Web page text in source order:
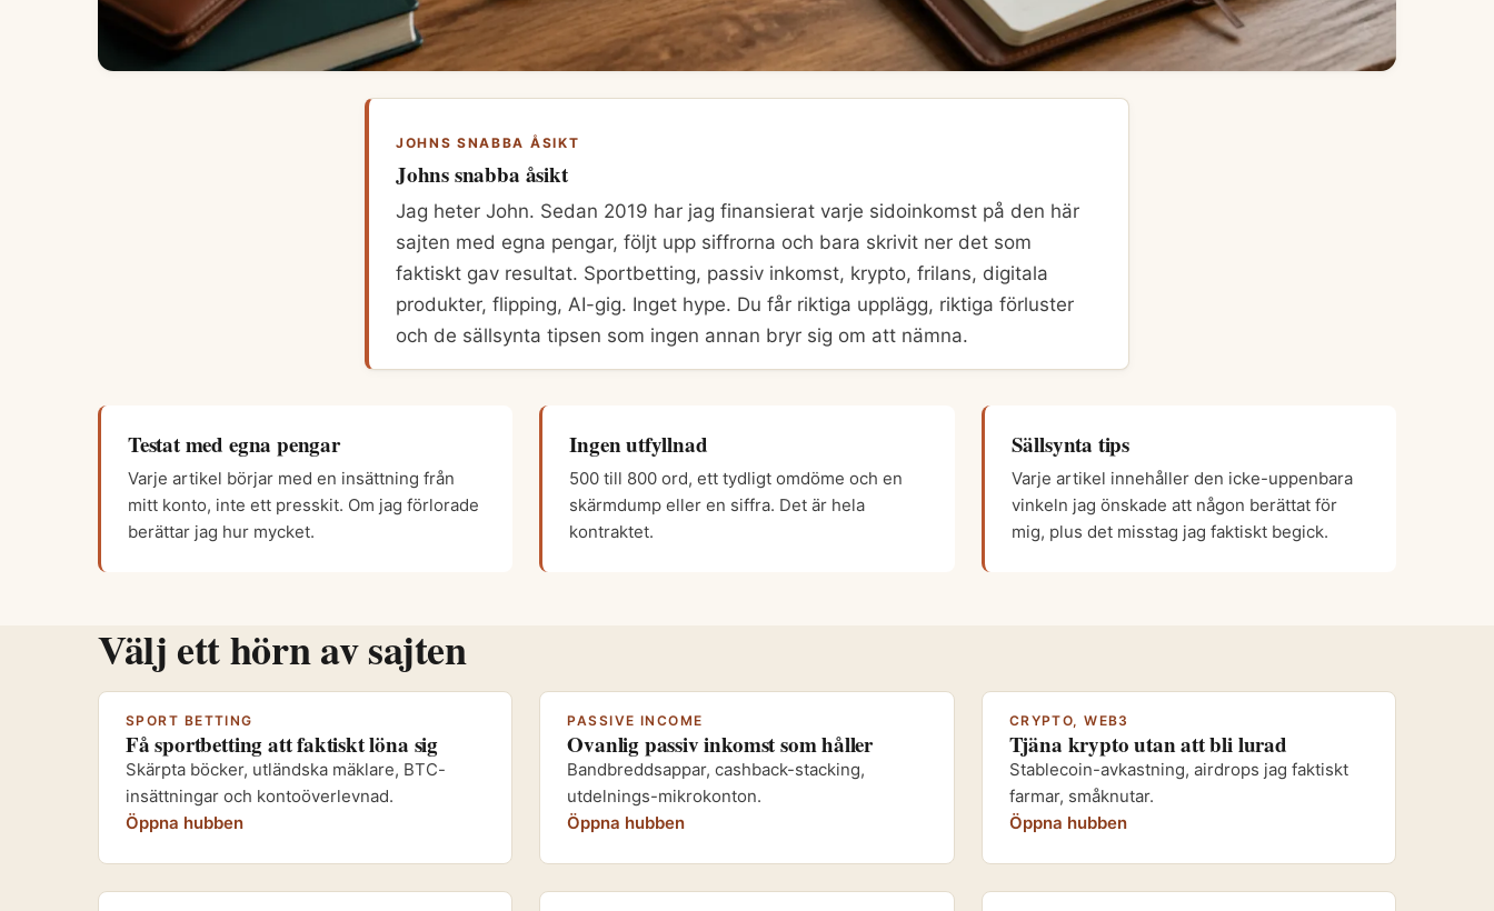
JOHNS SNABBA ÅSIKT
Johns snabba åsikt
Jag heter John. Sedan 2019 har jag finansierat varje sidoinkomst på den här
sajten med egna pengar, följt upp siffrorna och bara skrivit ner det som
faktiskt gav resultat. Sportbetting, passiv inkomst, krypto, frilans, digitala
produkter, flipping, AI-gig. Inget hype. Du får riktiga upplägg, riktiga förluster
och de sällsynta tipsen som ingen annan bryr sig om att nämna.
Testat med egna pengar
Varje artikel börjar med en insättning från
mitt konto, inte ett presskit. Om jag förlorade
berättar jag hur mycket.
Ingen utfyllnad
500 till 800 ord, ett tydligt omdöme och en
skärmdump eller en siffra. Det är hela
kontraktet.
Sällsynta tips
Varje artikel innehåller den icke-uppenbara
vinkeln jag önskade att någon berättat för
mig, plus det misstag jag faktiskt begick.
Välj ett hörn av sajten
SPORT BETTING
Få sportbetting att faktiskt löna sig
Skärpta böcker, utländska mäklare, BTC-
insättningar och kontoöverlevnad.
Öppna hubben
PASSIVE INCOME
Ovanlig passiv inkomst som håller
Bandbreddsappar, cashback-stacking,
utdelnings-mikrokonton.
Öppna hubben
CRYPTO, WEB3
Tjäna krypto utan att bli lurad
Stablecoin-avkastning, airdrops jag faktiskt
farmar, småknutar.
Öppna hubben